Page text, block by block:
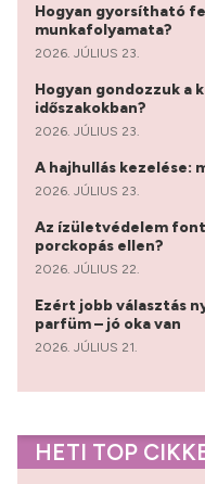
Hogyan gyorsítható
munkafolyamata?
2026. JÚLIUS 23.
Hogyan gondozzuk a
időszakokban?
2026. JÚLIUS 23.
A hajhullás kezelése:
2026. JÚLIUS 23.
Az ízületvédelem
porckopás ellen?
2026. JÚLIUS 22.
Ezért jobb választás
parfüm – jó oka van
2026. JÚLIUS 21.
HETI TOP